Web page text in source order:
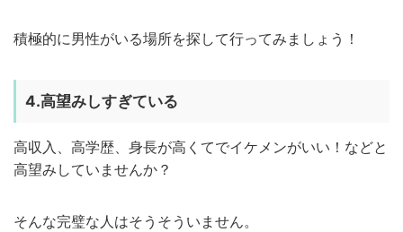
積極的に男性がいる場所を探して行ってみましょう！
4.高望みしすぎている
高収入、高学歴、身長が高くてでイケメンがいい！などと
高望みしていませんか？
そんな完璧な人はそうそういません。